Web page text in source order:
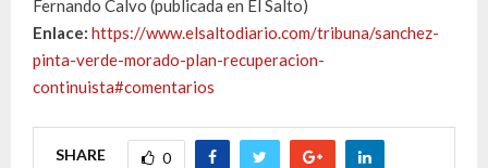
Fernando Calvo (publicada en El Salto)
Enlace: https://www.elsaltodiario.com/tribuna/sanchez-
pinta-verde-morado-plan-recuperacion-
continuista#comentarios
SHARE 0